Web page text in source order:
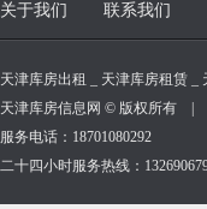
关于我们 联系我们
天津库房出租 _ 天津库房租赁 _
天津库房信息网 © 版权所有
服务电话：18701080292
二十四小时服务热线：